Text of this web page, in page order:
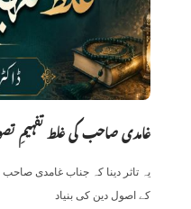
غامدی صاحب کی غلط تفہیمِ
یہ تاثر دینا کہ جناب غامدی
کے اصول دین کی بنیاد